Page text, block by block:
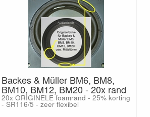
Backes & Müller BM6, BM8,
BM10, BM12, BM20 - 20x rand
20x ORIGINELE foamrand - 25% korting
- SR116/5 - zeer flexibel